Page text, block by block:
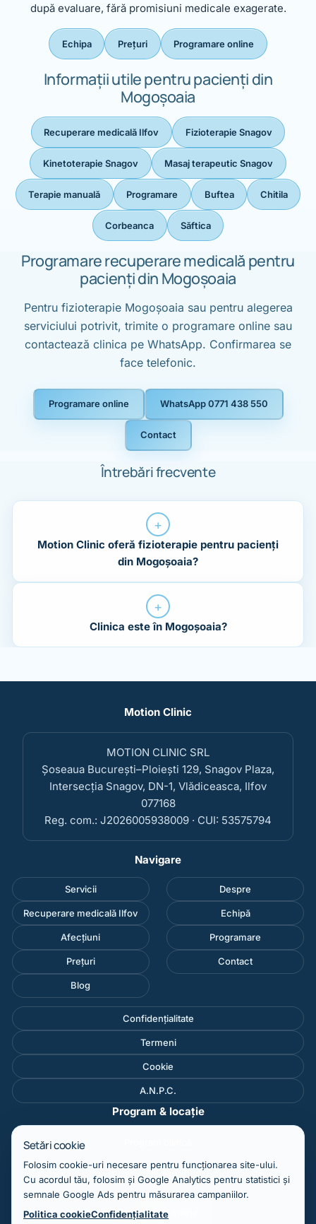
după evaluare, fără promisiuni medicale exagerate.
Echipa Prețuri Programare online
Informații utile pentru pacienți din
Mogoșoaia
Recuperare medicală Ilfov Fizioterapie Snagov
Kinetoterapie Snagov Masaj terapeutic Snagov
Terapie manuală Programare Buftea Chitila
Corbeanca Săftica
Programare recuperare medicală pentru
pacienți din Mogoșoaia
Pentru fizioterapie Mogoșoaia sau pentru alegerea
serviciului potrivit, trimite o programare online sau
contactează clinica pe WhatsApp. Confirmarea se
face telefonic.
Programare online WhatsApp 0771 438 550
Contact
Întrebări frecvente
Motion Clinic oferă fizioterapie pentru pacienți
din Mogoșoaia?
+
Clinica este în Mogoșoaia?
+
Motion Clinic
MOTION CLINIC SRL
Șoseaua București–Ploiești 129, Snagov Plaza,
Intersecția Snagov, DN-1, Vlădiceasca, Ilfov
077168
Reg. com.: J2026005938009 · CUI: 53575794
Navigare
Servicii
Recuperare medicală Ilfov
Afecțiuni
Prețuri
Blog
Despre
Echipă
Programare
Contact
Confidențialitate
Termeni
Cookie
A.N.P.C.
Program & locație
Hartă
Programare online
Setări cookie
Folosim cookie-uri necesare pentru funcționarea site-ului.
Cu acordul tău, folosim și Google Analytics pentru statistici și
semnale Google Ads pentru măsurarea campaniilor.
Politica cookieConfidențialitate